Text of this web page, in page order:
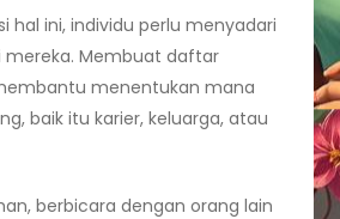
hal ini, individu perlu menyadari
mereka. Membuat daftar
menentukan mana
baik itu karier, keluarga, atau
berbicara dengan orang lain